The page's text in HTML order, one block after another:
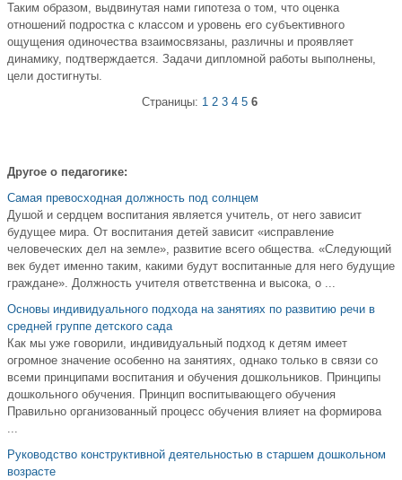
Таким образом, выдвинутая нами гипотеза о том, что оценка
отношений подростка с классом и уровень его субъективного
ощущения одиночества взаимосвязаны, различны и проявляет
динамику, подтверждается. Задачи дипломной работы выполнены,
цели достигнуты.
Страницы: 1 2 3 4 5 6
Другое о педагогике:
Самая превосходная должность под солнцем
Душой и сердцем воспитания является учитель, от него зависит
будущее мира. От воспитания детей зависит «исправление
человеческих дел на земле», развитие всего общества. «Следующий
век будет именно таким, какими будут воспитанные для него будущие
граждане». Должность учителя ответственна и высока, о ...
Основы индивидуального подхода на занятиях по развитию речи в
средней группе детского сада
Как мы уже говорили, индивидуальный подход к детям имеет
огромное значение особенно на занятиях, однако только в связи со
всеми принципами воспитания и обучения дошкольников. Принципы
дошкольного обучения. Принцип воспитывающего обучения
Правильно организованный процесс обучения влияет на формирова
...
Руководство конструктивной деятельностью в старшем дошкольном
возрасте